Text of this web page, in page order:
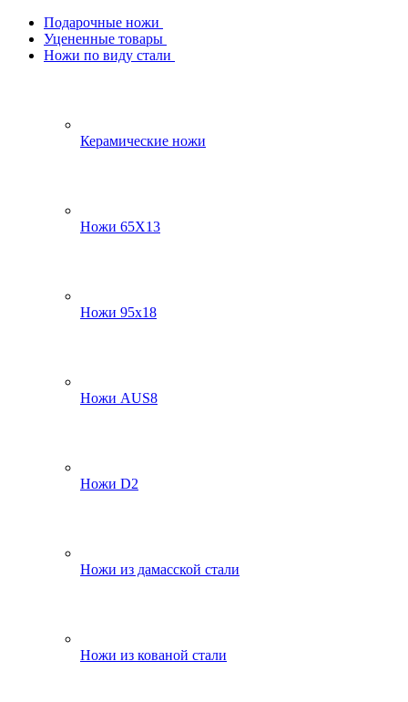
Подарочные ножи
Уцененные товары
Ножи по виду стали
Керамические ножи
Ножи 65Х13
Ножи 95х18
Ножи AUS8
Ножи D2
Ножи из дамасской стали
Ножи из кованой стали